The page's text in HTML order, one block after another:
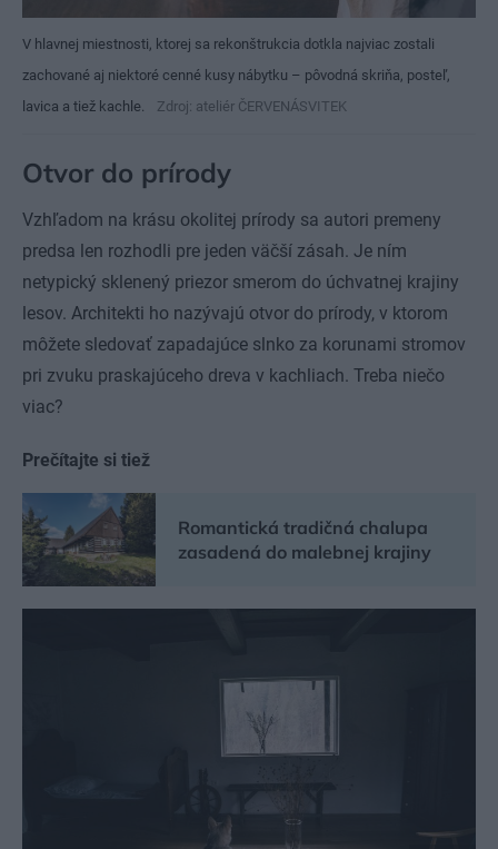
V hlavnej miestnosti, ktorej sa rekonštrukcia dotkla najviac zostali
zachované aj niektoré cenné kusy nábytku – pôvodná skriňa, posteľ,
lavica a tiež kachle.
Zdroj: ateliér ČERVENÁSVITEK
Otvor do prírody
Vzhľadom na krásu okolitej prírody sa autori premeny
predsa len rozhodli pre jeden väčší zásah. Je ním
netypický sklenený priezor smerom do úchvatnej krajiny
lesov. Architekti ho nazývajú otvor do prírody, v ktorom
môžete sledovať zapadajúce slnko za korunami stromov
pri zvuku praskajúceho dreva v kachliach. Treba niečo
viac?
Prečítajte si tiež
Romantická tradičná chalupa
zasadená do malebnej krajiny